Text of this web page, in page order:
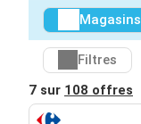
Magasins
Filtres
7 sur 108 offres